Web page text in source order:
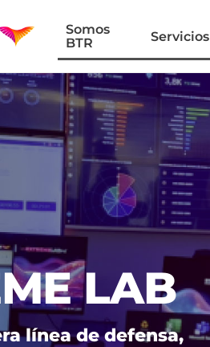
Somos
BTR
Servicios
LAB
línea de defensa,